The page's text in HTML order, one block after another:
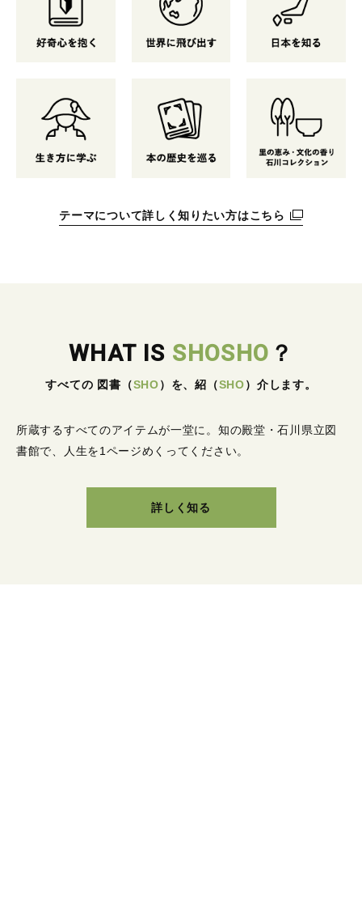
テーマについて詳しく知りたい方はこちら
WHAT IS SHOSHO ？
すべての 図書 （SHO） を、紹 （SHO） 介します。
所蔵するすべてのアイテムが一堂に。 知の殿堂・石川県立図
書館で、人生を1ページめくってください。
詳しく知る